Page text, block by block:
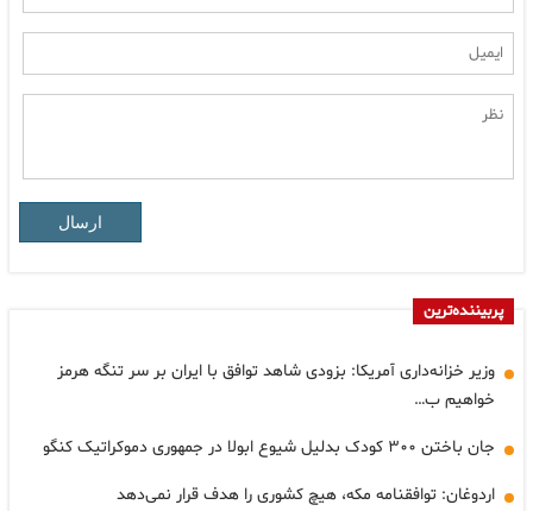
ارسال
پربیننده‌ترین
وزیر خزانه‌داری آمریکا: بزودی شاهد توافق با ایران بر سر تنگه هرمز
خواهیم ب…
جان باختن ۳۰۰ کودک بدلیل شیوع ابولا در جمهوری دموکراتیک کنگو
اردوغان: توافقنامه مکه، هیچ کشوری را هدف قرار نمی‌دهد